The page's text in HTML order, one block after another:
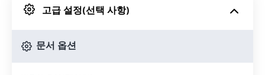
Google 드라이브에서
고급 설정(선택 사항)
문서 옵션